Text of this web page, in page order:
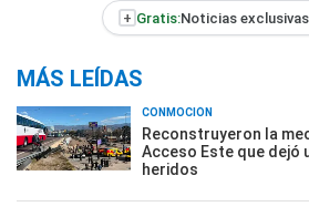
+ Gratis:Noticias
MÁS LEÍDAS
CONMOCIÓN
Reconstruyeron la
Acceso Este que dejó
heridos